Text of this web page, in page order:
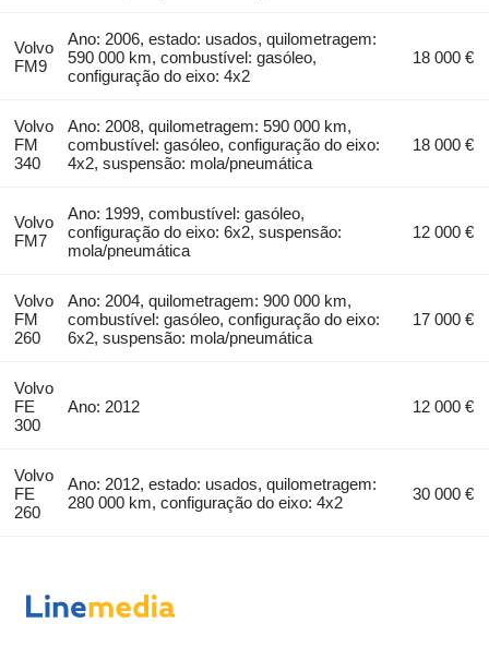
Volvo
FM9
Ano: 2006, estado: usados, quilometragem:
590 000 km, combustível: gasóleo,
configuração do eixo: 4x2
18 000 €
Volvo
FM
340
Ano: 2008, quilometragem: 590 000 km,
combustível: gasóleo, configuração do eixo:
4x2, suspensão: mola/pneumática
18 000 €
Volvo
FM7
Ano: 1999, combustível: gasóleo,
configuração do eixo: 6x2, suspensão:
mola/pneumática
12 000 €
Volvo
FM
260
Ano: 2004, quilometragem: 900 000 km,
combustível: gasóleo, configuração do eixo:
6x2, suspensão: mola/pneumática
17 000 €
Volvo
FE
300
Ano: 2012 12 000 €
Volvo
FE
260
Ano: 2012, estado: usados, quilometragem:
280 000 km, configuração do eixo: 4x2
30 000 €